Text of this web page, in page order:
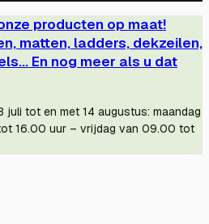
producten op maat!
matten, ladders, dekzeilen,
En nog meer als u dat
juli tot en met 14 augustus: maandag
16.00 uur – vrijdag van 09.00 tot